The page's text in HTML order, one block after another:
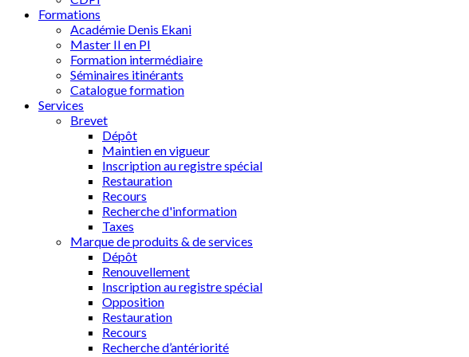
Formations
Académie Denis Ekani
Master II en PI
Formation intermédiaire
Séminaires itinérants
Catalogue formation
Services
Brevet
Dépôt
Maintien en vigueur
Inscription au registre spécial
Restauration
Recours
Recherche d'information
Taxes
Marque de produits & de services
Dépôt
Renouvellement
Inscription au registre spécial
Opposition
Restauration
Recours
Recherche d’antériorité